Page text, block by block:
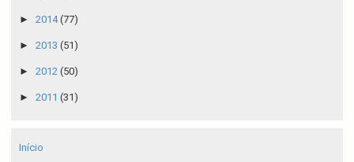
► 2014(77)
► 2013 (51)
► 2012 (50)
► 2011 (31)
Início